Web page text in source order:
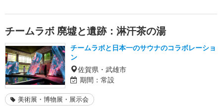
チームラボ 廃墟と遺跡：淋汗茶の湯
チームラボと日本一のサウナのコラボレーショ
ン
佐賀県・武雄市
期間： 常設
美術展・博物展・展示会